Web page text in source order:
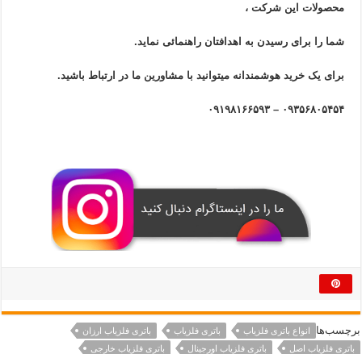
محصولات این شرکت ،
شما را برای رسیدن به اهدافتان راهنمائی نماید.
برای یک خرید هوشمندانه میتوانید با مشاورین ما در ارتباط باشید.
۰۹۳۵۶۸۰۵۴۵۴ – ۰۹۱۹۸۱۶۶۵۹۳
برچسب‌ها انواع باتری فلزیاب باتری فلزیاب
باتری فلزیاب ارزان
باتری فلزیاب اصل
باتری فلزیاب اورجینال
باتری فلزیاب خارجی